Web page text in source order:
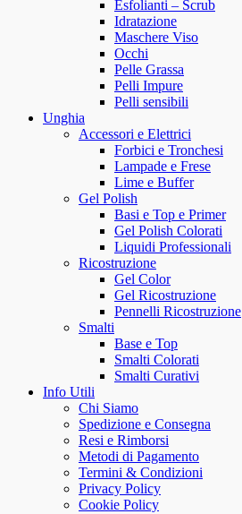
Esfolianti – Scrub
Idratazione
Maschere Viso
Occhi
Pelle Grassa
Pelli Impure
Pelli sensibili
Unghia
Accessori e Elettrici
Forbici e Tronchesi
Lampade e Frese
Lime e Buffer
Gel Polish
Basi e Top e Primer
Gel Polish Colorati
Liquidi Professionali
Ricostruzione
Gel Color
Gel Ricostruzione
Pennelli Ricostruzione
Smalti
Base e Top
Smalti Colorati
Smalti Curativi
Info Utili
Chi Siamo
Spedizione e Consegna
Resi e Rimborsi
Metodi di Pagamento
Termini & Condizioni
Privacy Policy
Cookie Policy